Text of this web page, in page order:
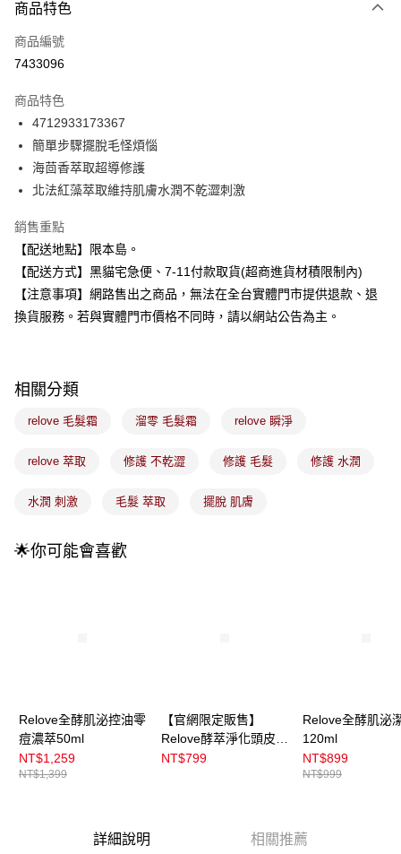
信用卡一次付款
超商取貨付款
Apple Pay
街口支付
悠遊付
Google Pay
全盈+PAY
【大哥付你分期使用說明】
成交易。
4.訂單成立30分鐘內，如未前往確認交易或遇審核未通過，訂單將自動取
法說明評估內容。
醒簡訊。
運送方式
全家取貨付款
付款後全家取貨
每筆NT$100，滿NT$899(含以上)免運費
每筆NT$100，滿NT$899(含以上)免運費
每筆NT$300，滿NT$3,000(含以上)免運費
付款後門市自取
每筆NT$100，滿NT$399(含以上)免運費
商品特色
商品編號
7433096
商品特色
4712933173367
簡單步驟擺脫毛怪煩惱
海茴香萃取超導修護
北法紅藻萃取維持肌膚水潤不乾澀刺激
銷售重點
【配送地點】限本島。
【配送方式】黑貓宅急便、7-11付款取貨(超商進貨材積限制內)
【注意事項】網路售出之商品，無法在全台實體門市提供退款、退
換貨服務。若與實體門市價格不同時，請以網站公告為主。
相關分類
relove 毛髮霜 溜零 毛髮霜 relove 瞬淨
relove 萃取 修護 不乾澀 修護 毛髮 修護 水潤
水潤 刺激 毛髮 萃取 擺脫 肌膚
🌟你可能會喜歡
Relove全酵肌泌控油零
痘濃萃50ml
NT$1,259
NT$1,399
【官網限定販售】
Relove酵萃淨化頭皮洗
髮精峽灣森林450ml
NT$799
Relove全酵肌泌
120ml
NT$899
NT$999
詳細說明 相關推薦